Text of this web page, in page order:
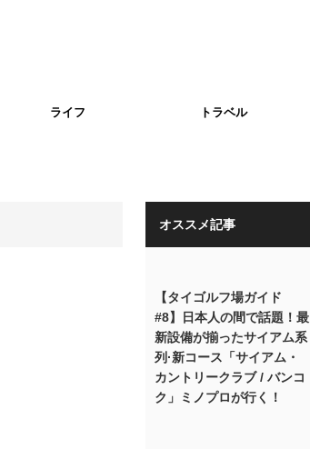
ライフ トラベル
オススメ記事
【タイゴルフ場ガイド
#8】日本人の間で話題！最
新設備が揃ったサイアム系
列·新コース「サイアム・
カントリークラブ / バンコ
ク」ミノプロが行く！